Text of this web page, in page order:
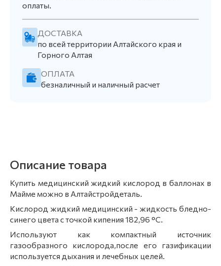
оплаты.
ДОСТАВКА
по всей территории Алтайского края и
Горного Алтая
ОПЛАТА
безналичный и наличный расчет
Описание товара
Купить медицинский жидкий кислород в баллонах в
Майме можно в Алтайстройдеталь.
Кислород жидкий медицинский - жидкость бледно-
синего цвета с точкой кипения 182,96 °C.
Используют как компактный источник
газообразного кислорода,после его газификации
используется дыхания и лечебных целей.